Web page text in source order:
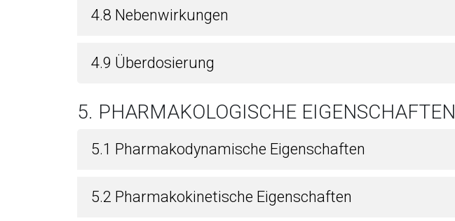
4.8 Nebenwirkungen
4.9 Überdosierung
5. PHARMAKOLOGISCHE EIGENSCHAFTEN
5.1 Pharmakodynamische Eigenschaften
5.2 Pharmakokinetische Eigenschaften